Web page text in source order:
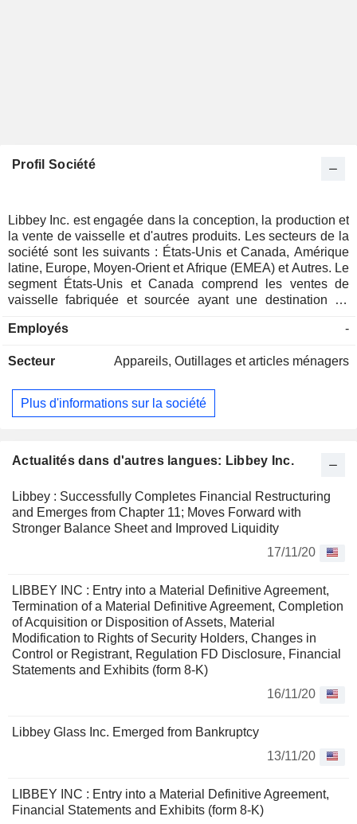
Actualités dans d'autres langues: Libbey Inc.
Libbey : Successfully Completes Financial Restructuring
and Emerges from Chapter 11; Moves Forward with
Stronger Balance Sheet and Improved Liquidity
17/11/20
LIBBEY INC : Entry into a Material Definitive Agreement,
Termination of a Material Definitive Agreement, Completion
of Acquisition or Disposition of Assets, Material
Modification to Rights of Security Holders, Changes in
Control or Registrant, Regulation FD Disclosure, Financial
Statements and Exhibits (form 8-K)
16/11/20
Libbey Glass Inc. Emerged from Bankruptcy
13/11/20
LIBBEY INC : Entry into a Material Definitive Agreement,
Financial Statements and Exhibits (form 8-K)
Profil Société
Libbey Inc. est engagée dans la conception, la production et
la vente de vaisselle et d'autres produits. Les secteurs de la
société sont les suivants : États-Unis et Canada, Amérique
latine, Europe, Moyen-Orient et Afrique (EMEA) et Autres. Le
segment États-Unis et Canada comprend les ventes de
vaisselle fabriquée et sourcée ayant une destination de
produits en verre pour les fabricants d'équipements
latine. Le segment Amérique latine comprend
sourcée ayant une destination de marché final en Amérique
latine, y compris les produits en verre pour les OEM qui ont
ventes de vaisselle en verre fabriquée et sourcée ayant une
en Afrique. Le segment Autres comprend principalement les
ventes de vaisselle en verre fabriquée et sourcée dont la
destination finale est l'Asie-Pacifique.
Employés -
Secteur Appareils, Outillages et articles ménagers
Plus d'informations sur la société